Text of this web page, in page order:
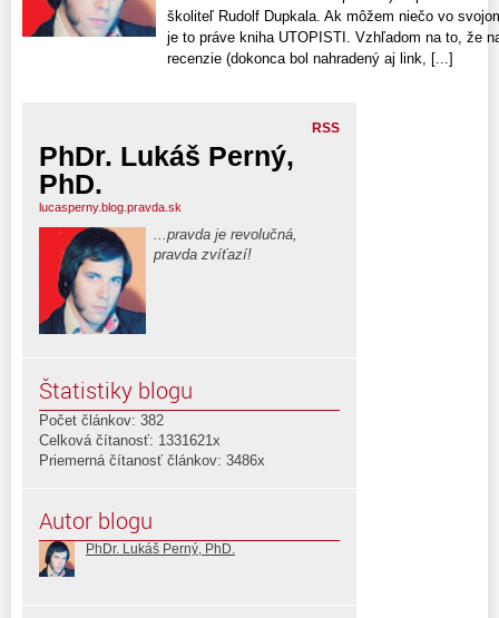
školiteľ Rudolf Dupkala. Ak môžem niečo vo
je to práve kniha UTOPISTI. Vzhľadom na to, že
recenzie​ (dokonca bol nahradený aj link, [...]
RSS
PhDr. Lukáš Perný,
PhD.
lucasperny.blog.pravda.sk
...pravda je revolučná,
pravda zvíťazí!
Štatistiky blogu
Počet článkov: 382
Celková čítanosť: 1331621x
Priemerná čítanosť článkov: 3486x
Autor blogu
PhDr. Lukáš Perný, PhD.